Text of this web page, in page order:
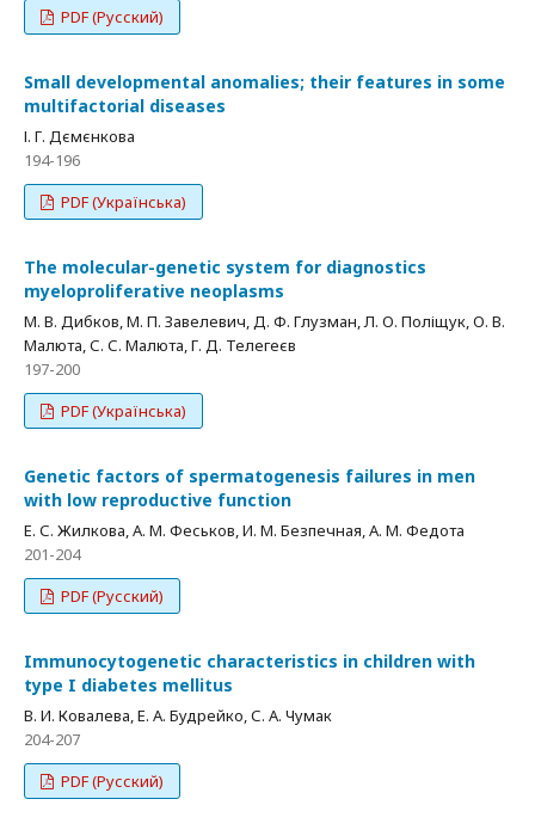
PDF (Русский)
Small developmental anomalies; their features in some
multifactorial diseases
І. Г. Дємєнкова
194-196
PDF (Українська)
The molecular-genetic system for diagnostics
myeloproliferative neoplasms
M. В. Дибков, М. П. Завелевич, Д. Ф. Глузман, Л. О. Поліщук, О. В.
Малюта, С. С. Малюта, Г. Д. Телегеєв
197-200
PDF (Українська)
Genetic factors of spermatogenesis failures in men
with low reproductive function
Е. С. Жилкова, А. М. Феськов, И. М. Безпечная, А. М. Федота
201-204
PDF (Русский)
Immunocytogenetic characteristics in children with
type I diabetes mellitus
В. И. Ковалева, Е. А. Будрейко, С. А. Чумак
204-207
PDF (Русский)